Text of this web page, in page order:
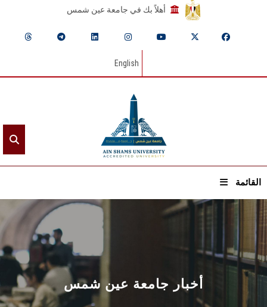
أهلاً بك في جامعة عين شمس
English
القائمة
الرئيسيـة
عن الجامعة
القطاعـات أخبار جامعة عين شمس